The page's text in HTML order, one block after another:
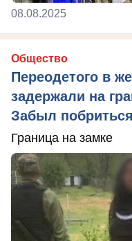
08.08.2025
Общество
Переодетого в
задержали на
Забыл побриться
Граница на замке